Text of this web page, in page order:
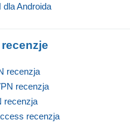
dla Androida
recenzja
recenzja
recenzja
recenzja